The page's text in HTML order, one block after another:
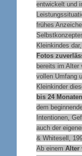
entwickelt und
frühes
Kleinkindes dar,
Fotos
bereits im Alter
vollen Umfang
Kleinkinder
bis 24 Monaten
dem
Intentionen,
auch der
& Whitesell,
Ab einem Alter